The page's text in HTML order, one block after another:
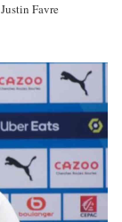
Justin Favre